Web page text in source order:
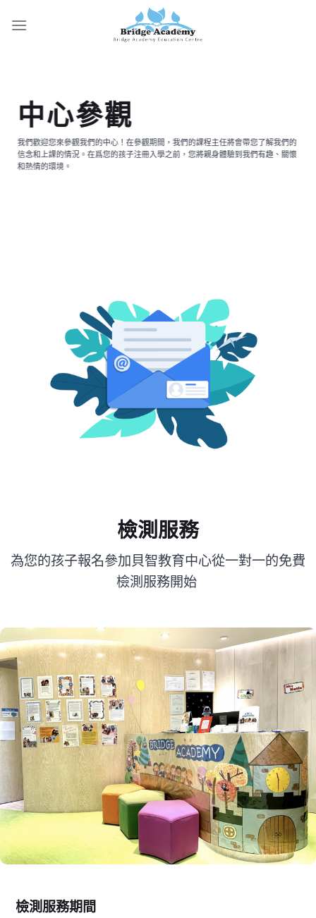
中心參觀
我們歡迎您來參觀我們的中心！在參觀期間，我們的課程主任將會帶您了解我們的
信念和上課的情況。在爲您的孩子注冊入學之前，您將親身體驗到我們有趣、關懷
和熱情的環境。
檢測服務
為您的孩子報名參加貝智教育中心從一對一的免費
檢測服務開始
檢測服務期間